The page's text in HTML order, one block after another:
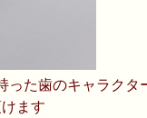
った歯のキャラクタ
ます